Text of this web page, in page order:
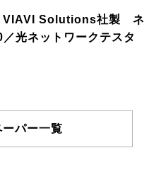
VIAVI Solutions社製 ネ
光ネットワークテスタ
パー一覧